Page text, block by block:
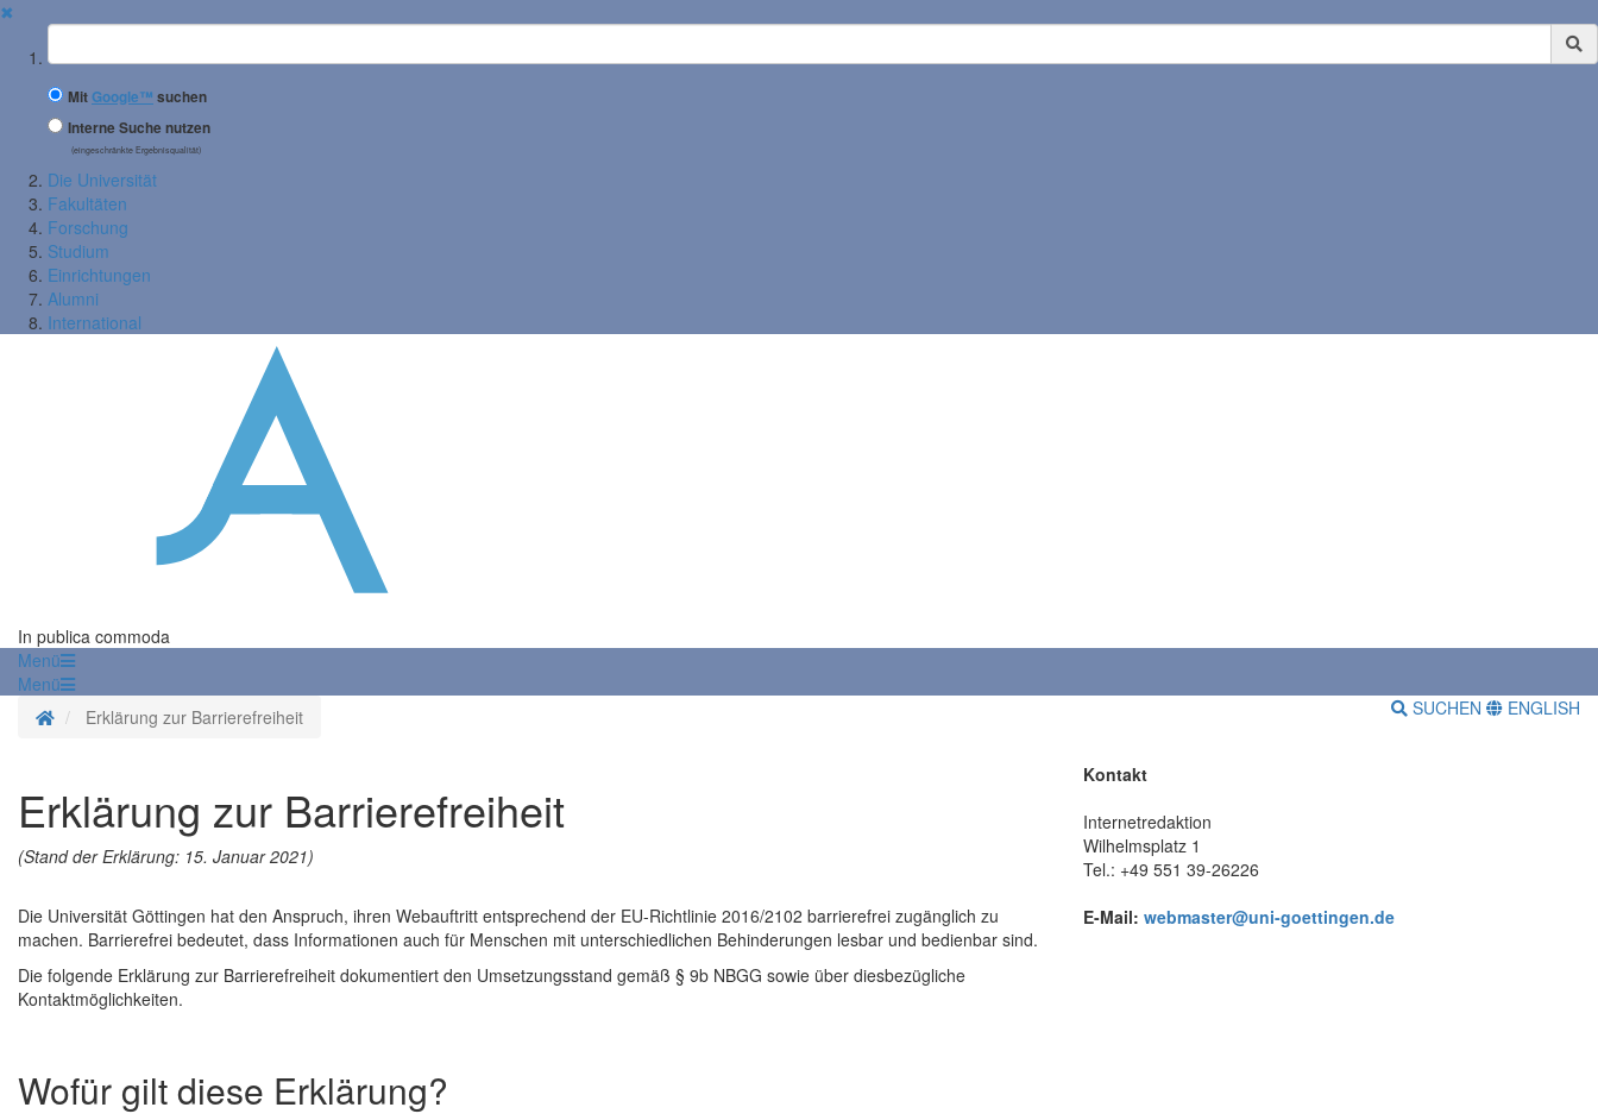
✖
Suchbegriff
MitGoogle™ suchen
Interne Suche nutzen
(eingeschränkte Ergebnisqualität)
Die Universität
Fakultäten
Forschung
Studium
Einrichtungen
Alumni
International
In publica commoda
Menü
Menü
StartseiteErklärung zur Barrierefreiheit SUCHEN ENGLISH
Erklärung zur Barrierefreiheit
(Stand der Erklärung: 15. Januar 2021)
Die Universität Göttingen hat den Anspruch, ihren Webauftritt entsprechend der EU-Richtlinie 2016/2102 barrierefrei zugänglich zu
machen. Barrierefrei bedeutet, dass Informationen auch für Menschen mit unterschiedlichen Behinderungen lesbar und bedienbar sind.
Die folgende Erklärung zur Barrierefreiheit dokumentiert den Umsetzungsstand gemäß § 9b NBGG sowie über diesbezügliche
Kontaktmöglichkeiten.
Wofür gilt diese Erklärung?
Kontakt
Internetredaktion
Wilhelmsplatz 1
Tel.: +49 551 39-26226
E-Mail: webmaster@uni-goettingen.de